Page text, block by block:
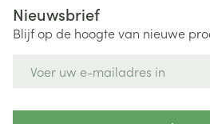
Nieuwsbrief
Blijf op de hoogte van nieuwe